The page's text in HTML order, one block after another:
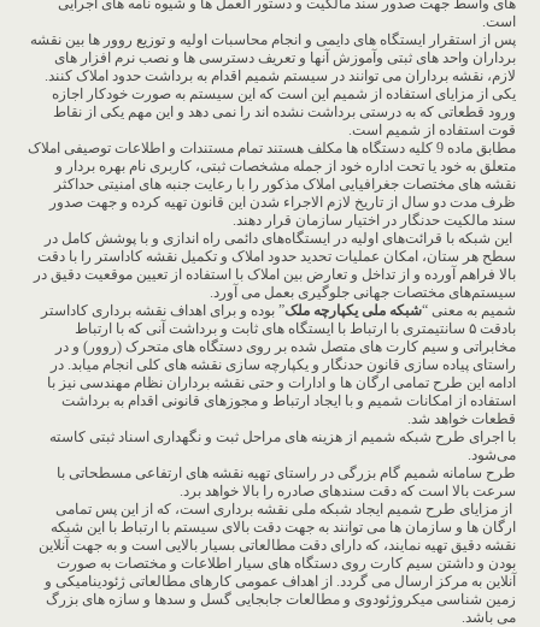
های واسط جهت صدور سند مالکیت و دستور العمل ها و شیوه نامه های اجرایی
است.
پس از استقرار ایستگاه های دایمی و انجام محاسبات اولیه و توزیع روور ها بین نقشه
برداران واحد های ثبتی وآموزش آنها و تعریف دسترسی ها و نصب نرم افزار های
لازم، نقشه برداران می توانند در سیستم شمیم اقدام به برداشت حدود املاک کنند.
یکی از مزایای استفاده از شمیم این است که این سیستم به صورت خودکار اجازه
ورود قطعاتی که به درستی برداشت نشده اند را نمی دهد و این مهم یکی از نقاط
قوت استفاده از شمیم است.
مطابق ماده 9 کلیه دستگاه ها مکلف هستند تمام مستندات و اطلاعات توصیفی املاک
متعلق به خود یا تحت اداره خود از جمله مشخصات ثبتی، کاربری نام بهره بردار و
نقشه های مختصات جغرافیایی املاک مذکور را با رعایت جنبه های امنیتی حداکثر
ظرف مدت دو سال از تاریخ لازم الاجراء شدن این قانون تهیه کرده و جهت صدور
سند مالکیت حدنگار در اختیار سازمان قرار دهند.
این شبکه با قرائت‌های اولیه در ایستگاه‌های دائمی راه اندازی و با پوشش کامل در
سطح هر ستان، امکان عملیات تحدید حدود املاک و تکمیل نقشه کاداستر را با دقت
بالا فراهم آورده و از تداخل و تعارض بین املاک با استفاده از تعیین موقعیت دقیق در
سیستم‌های مختصات جهانی جلوگیری بعمل می آورد.
شمیم به معنی “شبکه ملی یکپارچه ملک” بوده و برای اهداف نقشه برداری کاداستر
بادقت ۵ سانتیمتری با ارتباط با ایستگاه های ثابت و برداشت آنی که با ارتباط
مخابراتی و سیم کارت های متصل شده بر روی دستگاه های متحرک (روور) و در
راستای پیاده سازی قانون حدنگار و یکپارچه سازی نقشه های کلی انجام میابد. در
ادامه این طرح تمامی ارگان ها و ادارات و حتی نقشه برداران نظام مهندسی نیز با
استفاده از امکانات شمیم و با ایجاد ارتباط و مجوزهای قانونی اقدام به برداشت
قطعات خواهد شد.
با اجرای طرح شبکه شمیم از هزینه های مراحل ثبت و نگهداری اسناد ثبتی کاسته
می‌شود.
طرح سامانه شمیم گام بزرگی در راستای تهیه نقشه های ارتفاعی مسطحاتی با
سرعت بالا است که دقت سندهای صادره را بالا خواهد برد.
از مزایای طرح شمیم ایجاد شبکه ملی نقشه برداری است، که از این پس تمامی
ارگان ها و سازمان ها می توانند به جهت دقت بالای سیستم با ارتباط با این شبکه
نقشه دقیق تهیه نمایند، که دارای دقت مطالعاتی بسیار بالایی است و به جهت آنلاین
بودن و داشتن سیم کارت روی دستگاه های سیار اطلاعات و مختصات به صورت
آنلاین به مرکز ارسال می گردد. از اهداف عمومی کارهای مطالعاتی ژئودینامیکی و
زمین شناسی میکروژئودوی و مطالعات جابجایی گسل و سدها و سازه های بزرگ
می باشد.